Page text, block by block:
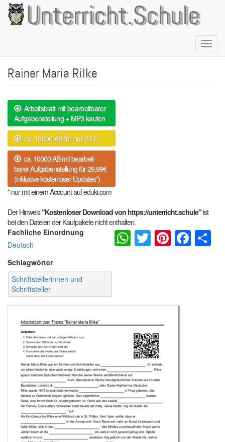
Direkt
zum
Inhalt
Unterricht.Schule
Rainer Maria Rilke
Arbeitsblatt mit bearbeitbarer
Aufgabenstellung + MP3 kaufen
ca. 10000 AB für nur 20 €
ca. 10000 AB mit bearbeit-
barer Aufgabenstellung für 29,99€
(inklusive kostenloser Updates*)
* nur mit einem Account auf eduki.com
Der Hinweis"Kostenloser Download von https://unterricht.schule"ist
bei den Dateien der Kaufpakete nicht enthalten.
Fachliche Einordnung
Deutsch
Schlagwörter
Schriftstellerinnen und
Schriftsteller
WhatsApp
Twitter